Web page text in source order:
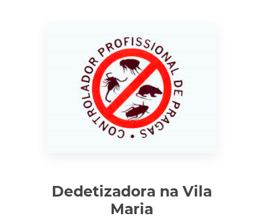
Dedetizadora na Vila
Maria